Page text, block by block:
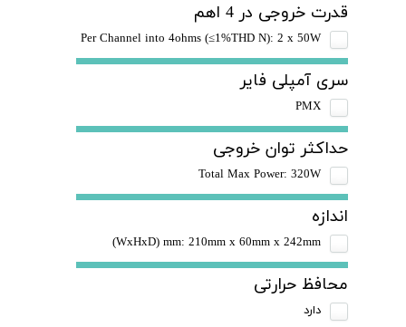
قدرت خروجی در 4 اهم
Per Channel into 4ohms (≤1%THD N): 2 x 50W
سری آمپلی فایر
PMX
حداکثر توان خروجی
Total Max Power: 320W
اندازه
WxHxD) mm: 210mm x 60mm x 242mm)
محافظ حرارتی
دارد